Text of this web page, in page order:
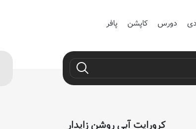
دورس کاپشن پافر
کرورایت آبی روشن زاپدار